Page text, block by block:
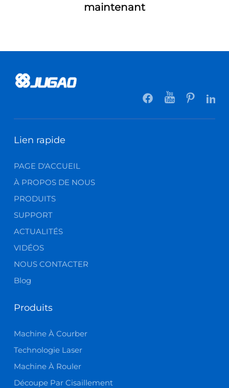
maintenant
Lien rapide
PAGE D'ACCUEIL
À PROPOS DE NOUS
PRODUITS
SUPPORT
ACTUALITÉS
VIDÉOS
NOUS CONTACTER
Blog
Produits
Machine À Courber
Technologie Laser
Machine À Rouler
Découpe Par Cisaillement